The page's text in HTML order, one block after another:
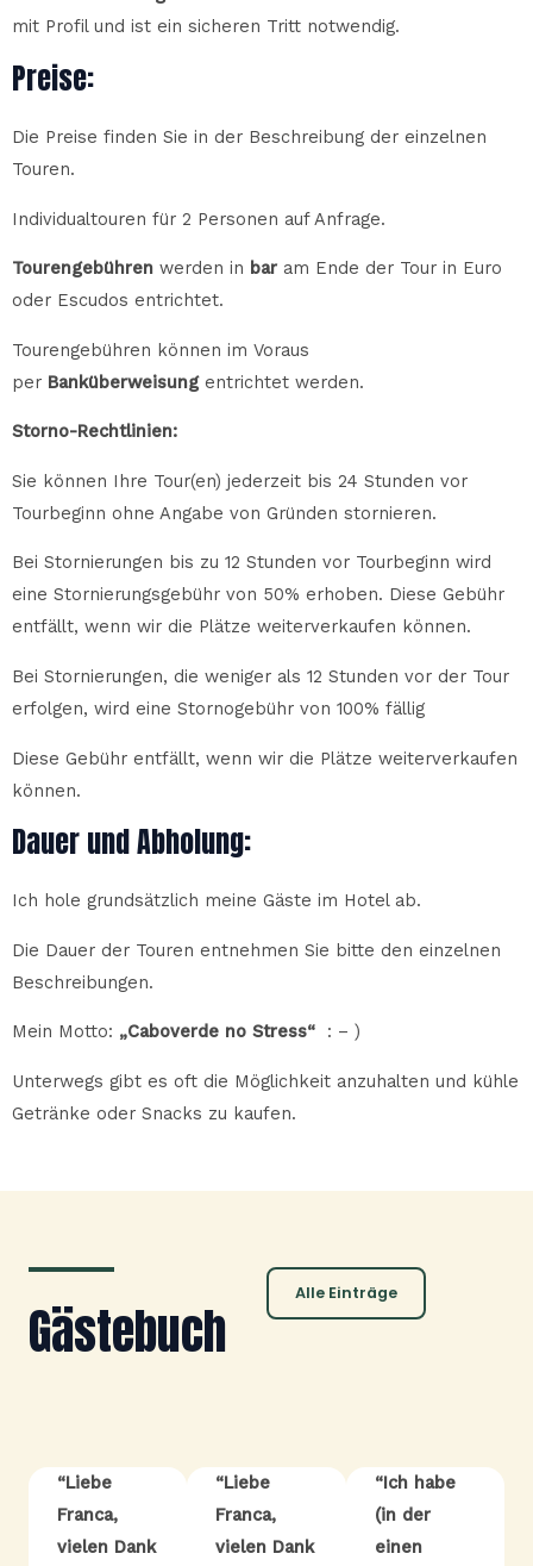
mit Profil und ist ein sicheren Tritt notwendig.
Preise:
Die Preise finden Sie in der Beschreibung der einzelnen
Touren.
Individualtouren für 2 Personen auf Anfrage.
Tourengebühren werden in bar am Ende der Tour in Euro
oder Escudos entrichtet.
Tourengebühren können im Voraus
per Banküberweisungentrichtet werden.
Storno-Rechtlinien:
Sie können Ihre Tour(en) jederzeit bis 24 Stunden vor
Tourbeginn ohne Angabe von Gründen stornieren.
Bei Stornierungen bis zu 12 Stunden vor Tourbeginn wird
eine Stornierungsgebühr von 50% erhoben. Diese Gebühr
entfällt, wenn wir die Plätze weiterverkaufen können.
Bei Stornierungen, die weniger als 12 Stunden vor der Tour
erfolgen, wird eine Stornogebühr von 100% fällig
Diese Gebühr entfällt, wenn wir die Plätze weiterverkaufen
können.
Dauer und Abholung:
Ich hole grundsätzlich meine Gäste im Hotel ab.
Die Dauer der Touren entnehmen Sie bitte den einzelnen
Beschreibungen.
Mein Motto: „Caboverde no Stress“ : – )
Unterwegs gibt es oft die Möglichkeit anzuhalten und kühle
Getränke oder Snacks zu kaufen.
Gästebuch
Alle Einträge
“Liebe
Franca,
vielen Dank
“Liebe
Franca,
vielen Dank
“Ich habe
(in der
einen